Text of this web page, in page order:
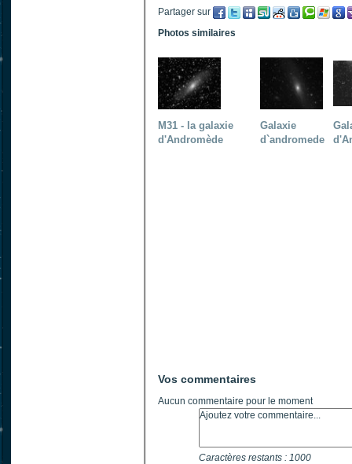
Partager sur
Photos similaires
M31 - la galaxie
d'Andromède
Galaxie
d`andromede
Vos commentaires
Aucun commentaire pour le moment
Caractères restants : 1000